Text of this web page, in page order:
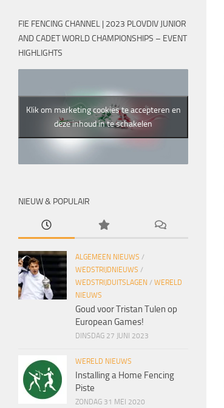
FIE FENCING CHANNEL | 2023 PLOVDIV JUNIOR
AND CADET WORLD CHAMPIONSHIPS – EVENT
HIGHLIGHTS
Klik om marketing cookies te accepteren en
deze inhoud in te schakelen
NIEUW & POPULAIR
ALGEMEEN NIEUWS /
WEDSTRIJDNIEUWS /
WEDSTRIJDUITSLAGEN / WERELD
NIEUWS
Goud voor Tristan Tulen op
European Games!
DINSDAG 27 JUNI 2023
WERELD NIEUWS
Installing a Home Fencing
Piste
ZONDAG 31 MEI 2020